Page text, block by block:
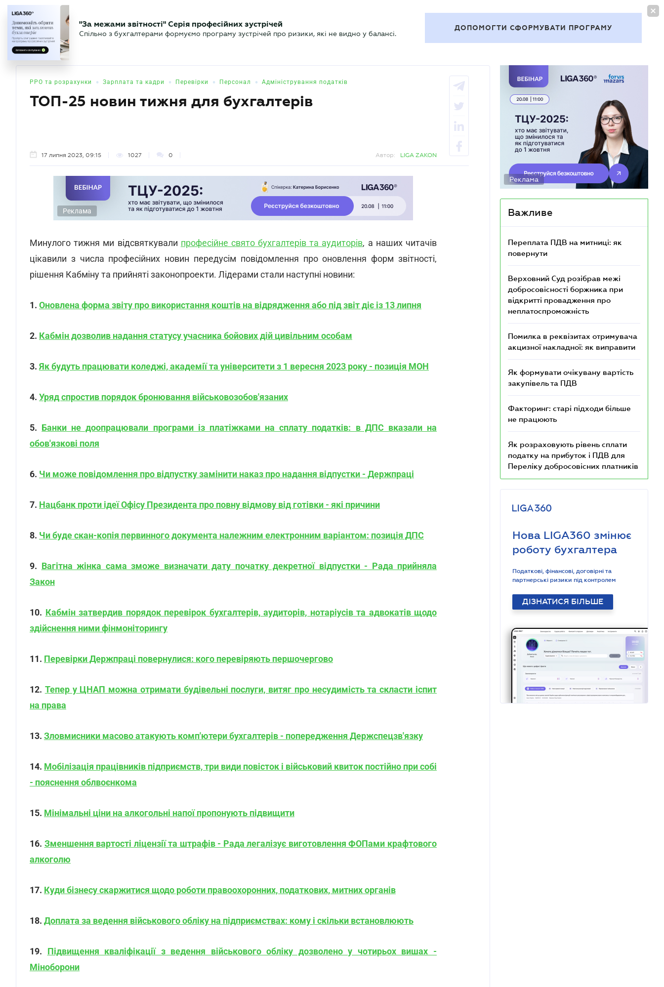
БУХГАЛТЕР Новини Аналітика Календар Актуально
"За межами звітності" Серія професійних зустрічей
Спільно з бухгалтерами формуємо програму зустрічей про ризики, які не видно у балансі.
ДОПОМОГТИ СФОРМУВАТИ ПРОГРАМУ
РРО та розрахунки • Зарплата та кадри • Перевірки • Персонал • Адміністрування податків
ТОП-25 новин тижня для бухгалтерів
17 липня 2023, 09:15 1027 0 Автор: LIGA ZAKON
Реклама
Минулого тижня ми відсвяткували професійне свято бухгалтерів та аудиторів, а наших читачів
цікавили з числа професійних новин передусім повідомлення про оновлення форм звітності,
рішення Кабміну та прийняті законопроекти. Лідерами стали наступні новини:
1. Оновлена форма звіту про використання коштів на відрядження або під звіт діє із 13 липня
2. Кабмін дозволив надання статусу учасника бойових дій цивільним особам
3. Як будуть працювати коледжі, академії та університети з 1 вересня 2023 року - позиція МОН
4. Уряд спростив порядок бронювання військовозобов'язаних
5. Банки не доопрацювали програми із платіжками на сплату податків: в ДПС вказали на
обов'язкові поля
6. Чи може повідомлення про відпустку замінити наказ про надання відпустки - Держпраці
7. Нацбанк проти ідеї Офісу Президента про повну відмову від готівки - які причини
8. Чи буде скан-копія первинного документа належним електронним варіантом: позиція ДПС
9. Вагітна жінка сама зможе визначати дату початку декретної відпустки - Рада прийняла
Закон
10. Кабмін затвердив порядок перевірок бухгалтерів, аудиторів, нотаріусів та адвокатів щодо
здійснення ними фінмоніторингу
11. Перевірки Держпраці повернулися: кого перевіряють першочергово
12. Тепер у ЦНАП можна отримати будівельні послуги, витяг про несудимість та скласти іспит
на права
13. Зловмисники масово атакують комп'ютери бухгалтерів - попередження Держспецзв'язку
14. Мобілізація працівників підприємств, три види повісток і військовий квиток постійно при собі
- пояснення облвоєнкома
15. Мінімальні ціни на алкогольні напої пропонують підвищити
16. Зменшення вартості ліцензії та штрафів - Рада легалізує виготовлення ФОПами крафтового
алкоголю
17. Куди бізнесу скаржитися щодо роботи правоохоронних, податкових, митних органів
18. Доплата за ведення військового обліку на підприємствах: кому і скільки встановлюють
19. Підвищення кваліфікації з ведення військового обліку дозволено у чотирьох вишах -
Міноборони
Реклама
Важливе
Переплата ПДВ на митниці: як
повернути
Верховний Суд розібрав межі
добросовісності боржника при
відкритті провадження про
неплатоспроможність
Помилка в реквізитах отримувача
акцизної накладної: як виправити
Як формувати очікувану вартість
закупівель та ПДВ
Факторинг: старі підходи більше
не працюють
Як розраховують рівень сплати
податку на прибуток і ПДВ для
Переліку добросовісних платників
Нова LIGA360 змінює
роботу бухгалтера
Податкові, фінансові, договірні та
партнерські ризики під контролем
ДІЗНАТИСЯ БІЛЬШЕ